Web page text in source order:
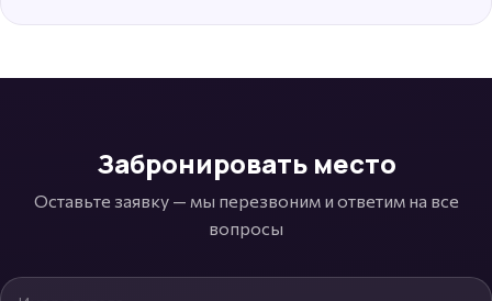
Забронировать место
Оставьте заявку — мы перезвоним и ответим на все
вопросы
Имя родителя
Телефон родителя
Возраст ребёнка